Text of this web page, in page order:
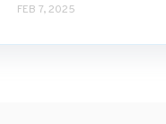
FEB 7, 2025